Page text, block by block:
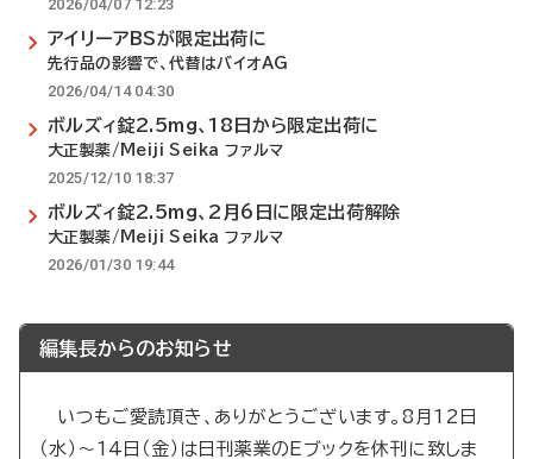
2026/04/07 12:23
アイリーアBSが限定出荷に
先行品の影響で、代替はバイオAG
2026/04/14 04:30
ボルズィ錠2.5mg、18日から限定出荷に
大正製薬/Meiji Seika ファルマ
2025/12/10 18:37
ボルズィ錠2.5mg、2月6日に限定出荷解除
大正製薬/Meiji Seika ファルマ
2026/01/30 19:44
編集長からのお知らせ
いつもご愛読頂き、ありがとうございます。8月12日
（水）～14日（金）は日刊薬業のEブックを休刊に致しま